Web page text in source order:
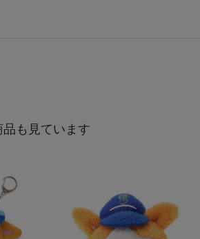
も見ています